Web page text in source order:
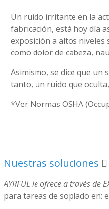
Un ruido irritante en la
fabricación, está hoy día
exposición a altos niveles
como dolor de cabeza,
Asimismo, se dice que un
tanto, un ruido que
*Ver Normas OSHA
Nuestras soluciones
AYRFUL le ofrece a través de
para tareas de soplado en: